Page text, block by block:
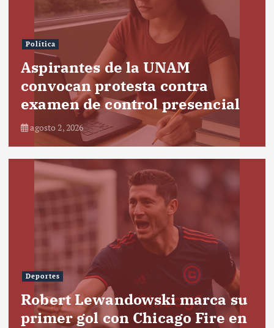
Política
Aspirantes de la UNAM
convocan protesta contra
examen de control presencial
agosto 2, 2026
Deportes
Robert Lewandowski marca su
primer gol con Chicago Fire en